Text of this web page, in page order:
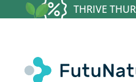
THRIVE